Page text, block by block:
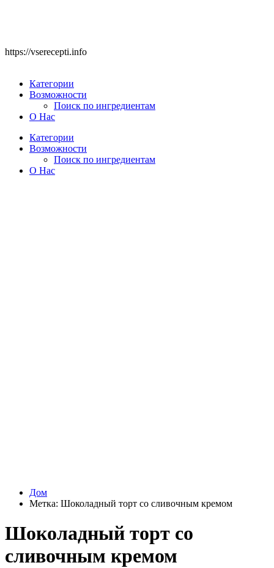
https://vserecepti.info
Категории
Возможности
Поиск по ингредиентам
О Нас
Категории
Возможности
Поиск по ингредиентам
О Нас
Дом
Метка: Шоколадный торт со сливочным кремом
Шоколадный торт со
сливочным кремом